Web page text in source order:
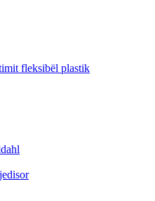
fleksibël plastik